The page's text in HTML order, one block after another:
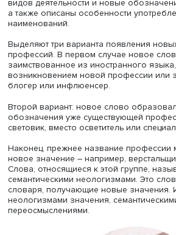
Научный сотрудник лаборатории
стилист и другие названия
рассказала, что в подразделении
профессий XXI века, в котором
видов деятельности и новые
а также описаны особенности
наименований.
Выделяют три варианта появления
заимствованное из иностранного
возникновением новой
блогер или инфлюенсер.
Второй вариант: новое слово
обозначения уже существующей